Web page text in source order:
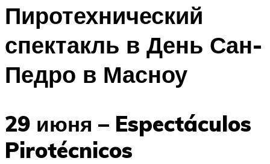
Пиротехнический
спектакль в День Сан-
Педро в Масноу
29 июня – Espectáculos
Pirotécnicos